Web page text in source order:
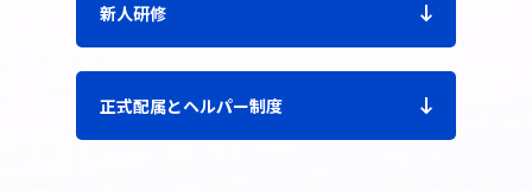
新人研修
正式配属とヘルパー制度